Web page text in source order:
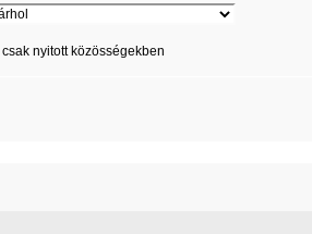
csak nyitott közösségekben